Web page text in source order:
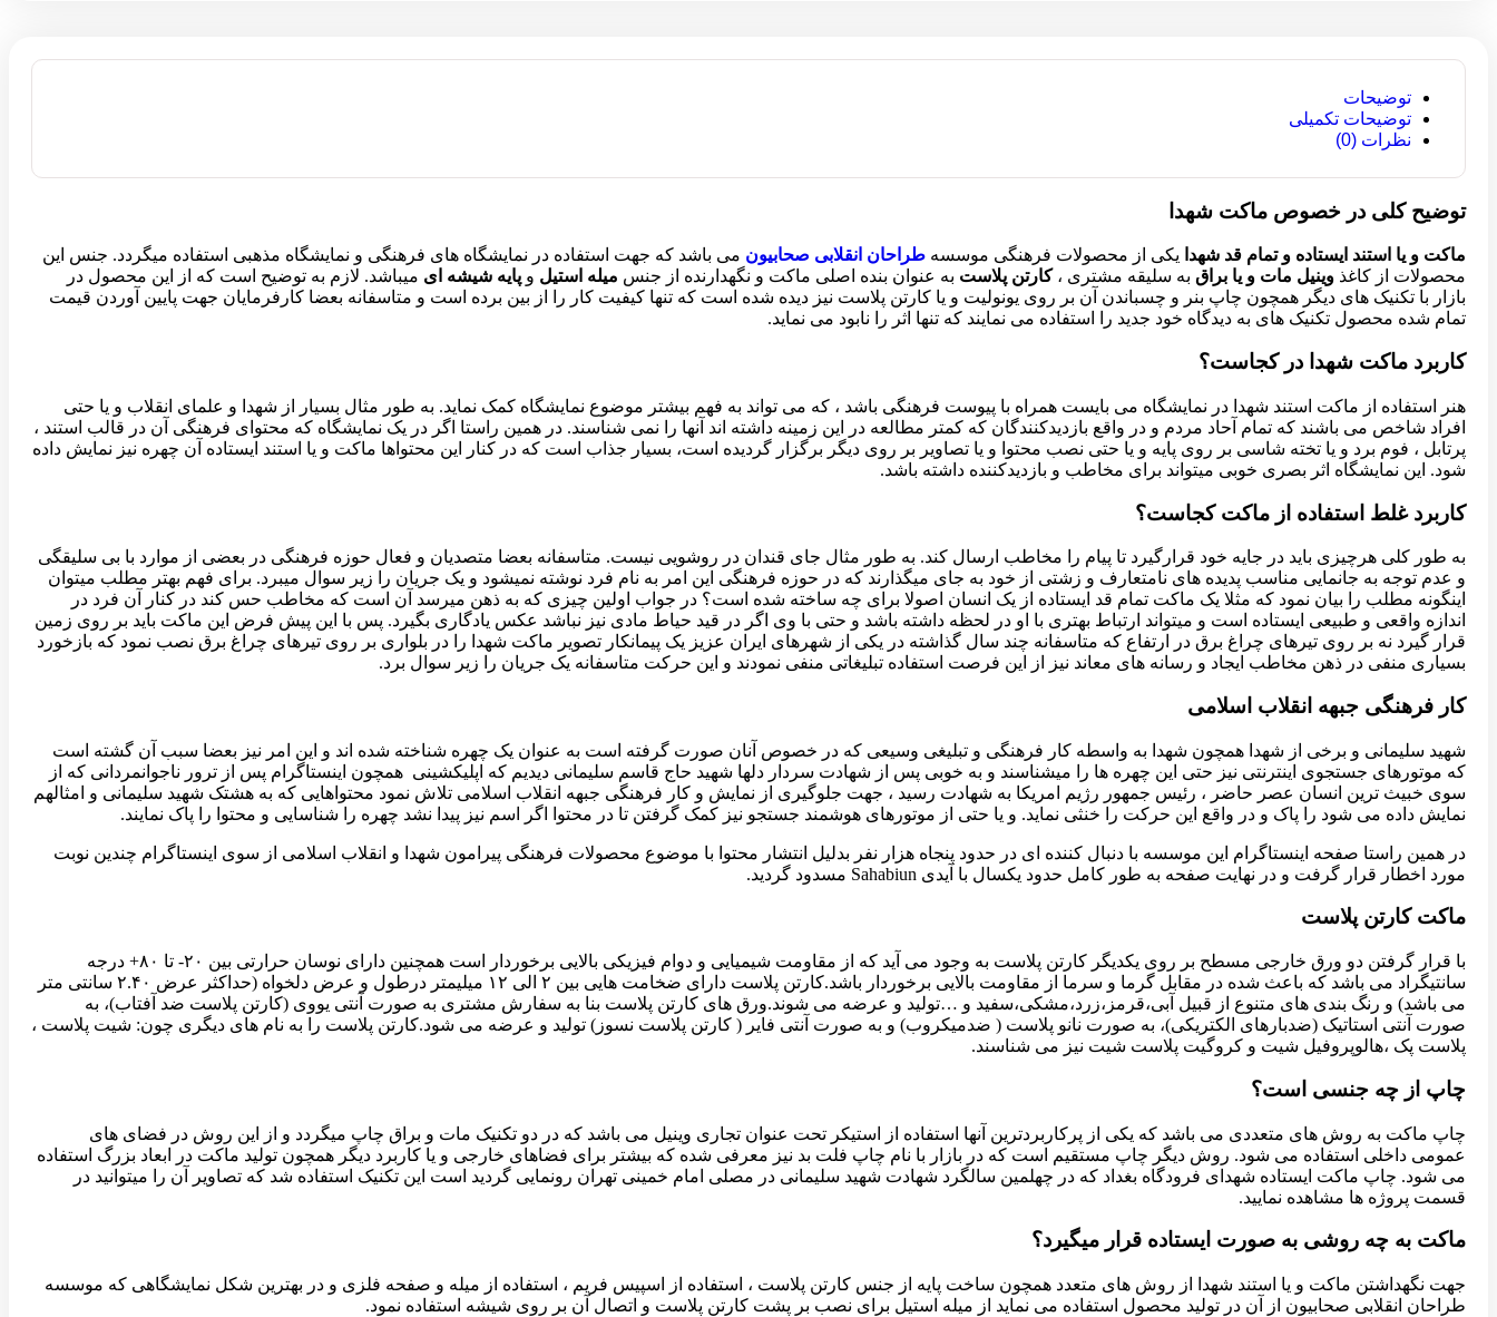
توضیحات
توضیحات تکمیلی
نظرات (0)
توضیح کلی در خصوص ماکت شهدا
ماکت و یا استند ایستاده و تمام قد شهدا یکی از محصولات فرهنگی موسسه طراحان انقلابی صحابیون می باشد که جهت استفاده در نمایشگاه های فرهنگی و نمایشگاه مذهبی استفاده میگردد. جنس این
محصولات از کاغذ وینیل مات و یا براق به سلیقه مشتری ،کارتن پلاست به عنوان بنده اصلی ماکت و نگهدارنده از جنس میله استیل و پایه شیشه ای میباشد. لازم به توضیح است که از این محصول در
بازار با تکنیک های دیگر همچون چاپ بنر و چسباندن آن بر روی یونولیت و یا کارتن پلاست نیز دیده شده است که تنها کیفیت کار را از بین برده است و متاسفانه بعضا کارفرمایان جهت پایین آوردن قیمت
تمام شده محصول تکنیک های به دیدگاه خود جدید را استفاده می نمایند که تنها اثر را نابود می نماید.
کاربرد ماکت شهدا در کجاست؟
هنر استفاده از ماکت استند شهدا در نمایشگاه می بایست همراه با پیوست فرهنگی باشد ، که می تواند به فهم بیشتر موضوع نمایشگاه کمک نماید. به طور مثال بسیار از شهدا و علمای انقلاب و یا حتی
افراد شاخص می باشند که تمام آحاد مردم و در واقع بازدیدکنندگان که کمتر مطالعه در این زمینه داشته اند آنها را نمی شناسند. در همین راستا اگر در یک نمایشگاه که محتوای فرهنگی آن در قالب استند ،
پرتابل ، فوم برد و یا تخته شاسی بر روی پایه و یا حتی نصب محتوا و یا تصاویر بر روی دیگر برگزار گردیده است، بسیار جذاب است که در کنار این محتواها ماکت و یا استند ایستاده آن چهره نیز نمایش داده
شود. این نمایشگاه اثر بصری خوبی میتواند برای مخاطب و بازدیدکننده داشته باشد.
کاربرد غلط استفاده از ماکت کجاست؟
به طور کلی هرچیزی باید در جایه خود قرارگیرد تا پیام را مخاطب ارسال کند. به طور مثال جای قندان در روشویی نیست. متاسفانه بعضا متصدیان و فعال حوزه فرهنگی در بعضی از موارد با بی سلیقگی
و عدم توجه به جانمایی مناسب پدیده های نامتعارف و زشتی از خود به جای میگذارند که در حوزه فرهنگی این امر به نام فرد نوشته نمیشود و یک جریان را زیر سوال میبرد. برای فهم بهتر مطلب میتوان
اینگونه مطلب را بیان نمود که مثلا یک ماکت تمام قد ایستاده از یک انسان اصولا برای چه ساخته شده است؟ در جواب اولین چیزی که به ذهن میرسد آن است که مخاطب حس کند در کنار آن فرد در
اندازه واقعی و طبیعی ایستاده است و میتواند ارتباط بهتری با او در لحظه داشته باشد و حتی با وی اگر در قید حیاط مادی نیز نباشد عکس یادگاری بگیرد. پس با این پیش فرض این ماکت باید بر روی زمین
قرار گیرد نه بر روی تیرهای چراغ برق در ارتفاع که متاسفانه چند سال گذاشته در یکی از شهرهای ایران عزیز یک پیمانکار تصویر ماکت شهدا را در بلواری بر روی تیرهای چراغ برق نصب نمود که بازخورد
بسیاری منفی در ذهن مخاطب ایجاد و رسانه های معاند نیز از این فرصت استفاده تبلیغاتی منفی نمودند و این حرکت متاسفانه یک جریان را زیر سوال برد.
کار فرهنگی جبهه انقلاب اسلامی
شهید سلیمانی و برخی از شهدا همچون شهدا به واسطه کار فرهنگی و تبلیغی وسیعی که در خصوص آنان صورت گرفته است به عنوان یک چهره شناخته شده اند و این امر نیز بعضا سبب آن گشته است
که موتورهای جستجوی اینترنتی نیز حتی این چهره ها را میشناسند و به خوبی پس از شهادت سردار دلها شهید حاج قاسم سلیمانی دیدیم که اپلیکشینی همچون اینستاگرام پس از ترور ناجوانمردانی که از
سوی خبیث ترین انسان عصر حاضر ، رئیس جمهور رژیم امریکا به شهادت رسید ، جهت جلوگیری از نمایش و کار فرهنگی جبهه انقلاب اسلامی تلاش نمود محتواهایی که به هشتک شهید سلیمانی و امثالهم
نمایش داده می شود را پاک و در واقع این حرکت را خنثی نماید. و یا حتی از موتورهای هوشمند جستجو نیز کمک گرفتن تا در محتوا اگر اسم نیز پیدا نشد چهره را شناسایی و محتوا را پاک نمایند.
در همین راستا صفحه اینستاگرام این موسسه با دنبال کننده ای در حدود پنجاه هزار نفر بدلیل انتشار محتوا با موضوع محصولات فرهنگی پیرامون شهدا و انقلاب اسلامی از سوی اینستاگرام چندین نوبت
مورد اخطار قرار گرفت و در نهایت صفحه به طور کامل حدود یکسال با آیدی Sahabiun مسدود گردید.
ماکت کارتن پلاست
با قرار گرفتن دو ورق خارجی مسطح بر روی یکدیگر کارتن پلاست به وجود می آید که از مقاومت شیمیایی و دوام فیزیکی بالایی برخوردار است همچنین دارای نوسان حرارتی بین ۲۰- تا ۸۰+ درجه
سانتیگراد می باشد که باعث شده در مقابل گرما و سرما از مقاومت بالایی برخوردار باشد.کارتن پلاست دارای ضخامت هایی بین ۲ الی ۱۲ میلیمتر درطول و عرض دلخواه (حداکثر عرض ۲.۴۰ سانتی متر
می باشد) و رنگ بندی های متنوع از قبیل آبی،قرمز،زرد،مشکی،سفید و …تولید و عرضه می شوند.ورق های کارتن پلاست بنا به سفارش مشتری به صورت آنتی یووی (کارتن پلاست ضد آفتاب)، به
صورت آنتی استاتیک (ضدبارهای الکتریکی)، به صورت نانو پلاست ( ضدمیکروب) و به صورت آنتی فایر ( کارتن پلاست نسوز) تولید و عرضه می شود.کارتن پلاست را به نام های دیگری چون: شیت پلاست ،
پلاست پک ،هالوپروفیل شیت و کروگیت پلاست شیت نیز می شناسند.
چاپ از چه جنسی است؟
چاپ ماکت به روش های متعددی می باشد که یکی از پرکاربردترین آنها استفاده از استیکر تحت عنوان تجاری وینیل می باشد که در دو تکنیک مات و براق چاپ میگردد و از این روش در فضای های
عمومی داخلی استفاده می شود. روش دیگر چاپ مستقیم است که در بازار با نام چاپ فلت بد نیز معرفی شده که بیشتر برای فضاهای خارجی و یا کاربرد دیگر همچون تولید ماکت در ابعاد بزرگ استفاده
می شود. چاپ ماکت ایستاده شهدای فرودگاه بغداد که در چهلمین سالگرد شهادت شهید سلیمانی در مصلی امام خمینی تهران رونمایی گردید است این تکنیک استفاده شد که تصاویر آن را میتوانید در
قسمت پروژه ها مشاهده نمایید.
ماکت به چه روشی به صورت ایستاده قرار میگیرد؟
جهت نگهداشتن ماکت و یا استند شهدا از روش های متعدد همچون ساخت پایه از جنس کارتن پلاست ، استفاده از اسپیس فریم ، استفاده از میله و صفحه فلزی و در بهترین شکل نمایشگاهی که موسسه
طراحان انقلابی صحابیون از آن در تولید محصول استفاده می نماید از میله استیل برای نصب بر پشت کارتن پلاست و اتصال آن بر روی شیشه استفاده نمود.